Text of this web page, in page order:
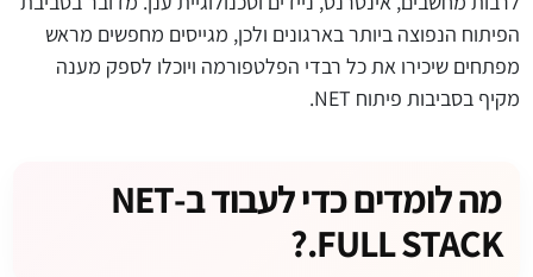
הפיתוח הנפוצה ביותר בארגונים ולכן, מגייסים מחפשים מראש
מפתחים שיכירו את כל רבדי הפלטפורמה ויוכלו לספק מענה
מקיף בסביבות פיתוח NET.
מה לומדים כדי לעבוד ב-NET
FULL STACK.?